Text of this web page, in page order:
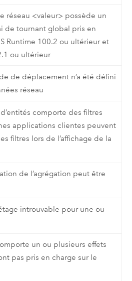
réseau <valeur> possède un
de tournant global pris en
Runtime 100.2 ou ultérieur et
ou ultérieur
de déplacement n’a été défini
réseau
comporte des filtres
applications clientes peuvent
filtres lors de l’affichage de la
de l’agrégation peut être
introuvable pour une ou
un ou plusieurs effets
pas pris en charge sur le